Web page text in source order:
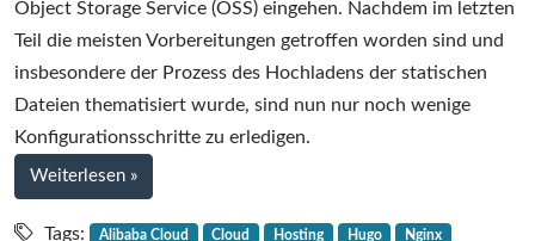
–
Teil
5
–
Hosting
mit
Object
Storage
Object Storage Service (OSS) eingehen. Nachdem im letzten
Teil die meisten Vorbereitungen getroffen worden sind und
insbesondere der Prozess des Hochladens der statischen
Dateien thematisiert wurde, sind nun nur noch wenige
Konfigurationsschritte zu erledigen.
Weiterlesen bei
Cloud-
Geschichten
»
Tags: Alibaba Cloud Cloud Hosting Hugo Nginx